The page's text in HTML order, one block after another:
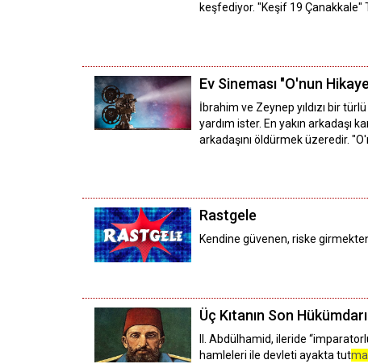
keşfediyor. "Keşif 19 Çanakkale"
Ev Sineması "O'nun
İbrahim ve Zeynep yıldızı bir türlü
yardım ister. En yakın arkadaşı
arkadaşını öldürmek üzeredir.
Rastgele
Kendine güvenen, riske
Üç Kıtanın Son Hükümdarı
II. Abdülhamid, ileride
hamleleri ile devleti ayakta tut